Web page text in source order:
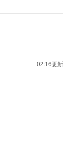
02:16更新